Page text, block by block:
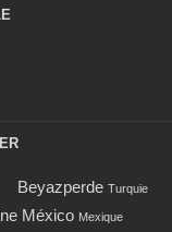
Beyazperde Turquie
México Mexique